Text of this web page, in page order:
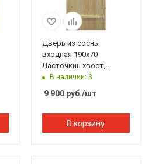
Дверь из сосны
входная 190х70
Ласточкин хвост,
Банный Перец
В наличии: 3
9 900руб./шт
В корзину